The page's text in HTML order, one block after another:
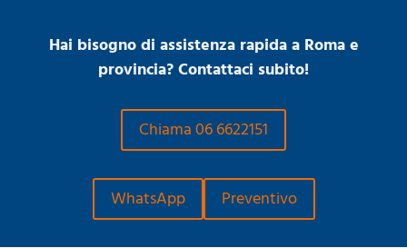
Hai bisogno di assistenza rapida a Roma e
provincia? Contattaci subito!
Chiama 06 6622151
WhatsApp Preventivo